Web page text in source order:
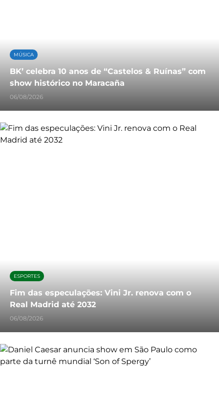
MÚSICA
BK’ celebra 10 anos de “Castelos & Ruínas” com
show histórico no Maracaña
06/08/2026
ESPORTES
Fim das especulações: Vini Jr. renova com o
Real Madrid até 2032
06/08/2026